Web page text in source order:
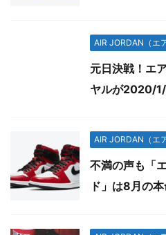
AIR JORDAN（エ
元日決戦！エ
ヤルが2020/1/
AIR JORDAN（エ
不満の声も「
ド」は8月の本